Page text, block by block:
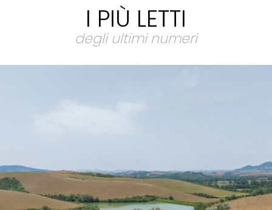
I PIÙ LETTI
degli ultimi numeri